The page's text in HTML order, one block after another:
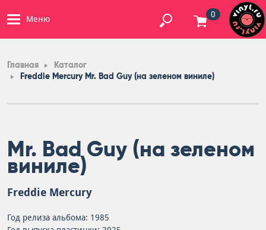
Меню 0
Главная
Каталог
Freddie Mercury Mr. Bad Guy (на зеленом виниле)
Mr. Bad Guy (на зеленом
виниле)
Freddie Mercury
Год релиза альбома: 1985